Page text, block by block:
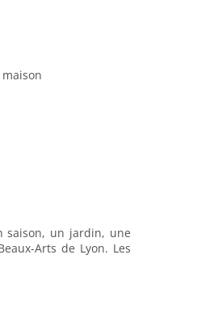
saison, un jardin, une
Arts de Lyon. Les